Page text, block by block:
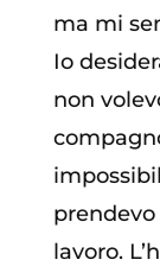
ma mi
Io
non
lavoro.